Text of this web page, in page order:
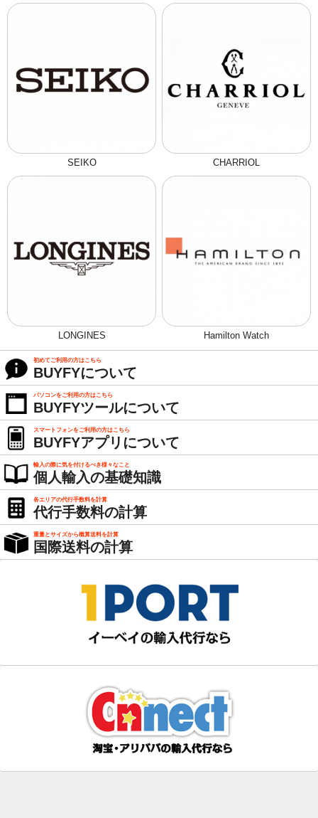
SEIKO CHARRIOL
LONGINES Hamilton Watch
初めてご利用の方はこちら
BUYFYについて
パソコンをご利用の方はこちら
BUYFYツールについて
スマートフォンをご利用の方はこちら
BUYFYアプリについて
輸入の際に気を付けるべき様々なこと
個人輸入の基礎知識
各エリアの代行手数料を計算
代行手数料の計算
重量とサイズから概算送料を計算
国際送料の計算